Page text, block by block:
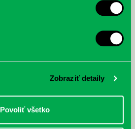
Zobraziť detaily
Povoliť všetko